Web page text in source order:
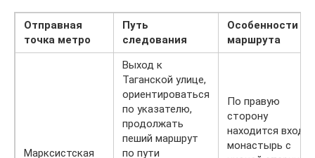
Отправная
точка метро
Путь
следования
Особенности
маршрута
Марксистская
Выход к
Таганской улице,
ориентироваться
по указателю,
продолжать
пеший маршрут
по пути
По правую
сторону
находится вход в
монастырь с